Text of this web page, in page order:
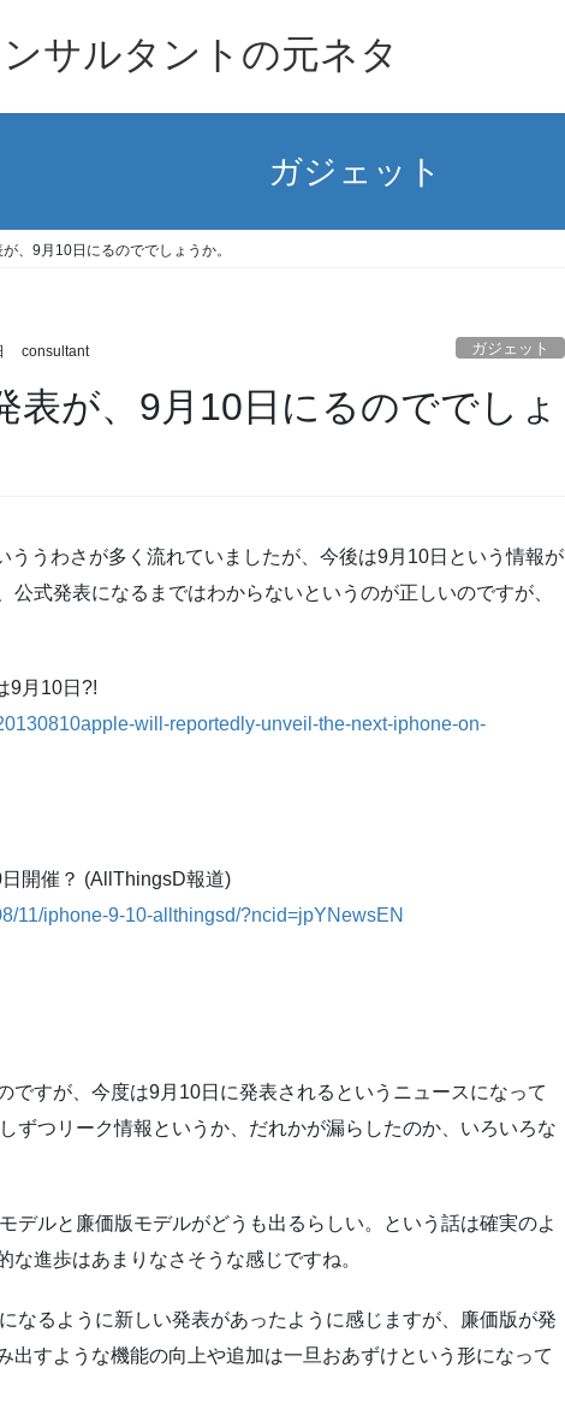
サルタントの元ネタ
ガジェット
、9月10日にるのででしょうか。
consultant ガジェット
表が、9月10日にるのででしょ
ううわさが多く流れていましたが、今後は9月10日という情報が
式発表になるまではわからないというのが正しいのですが、
9月10日?!
will-reportedly-unveil-the-next-iphone-on-
開催？ (AllThingsD報道)
11/iphone-9-10-allthingsd/?ncid=jpYNewsEN
ですが、今度は9月10日に発表されるというニュースになって
ずつリーク情報というか、だれかが漏らしたのか、いろいろな
デルと廉価版モデルがどうも出るらしい。という話は確実のよ
な進歩はあまりなさそうな感じですね。
なるように新しい発表があったように感じますが、廉価版が発
出すような機能の向上や追加は一旦おあずけという形になって